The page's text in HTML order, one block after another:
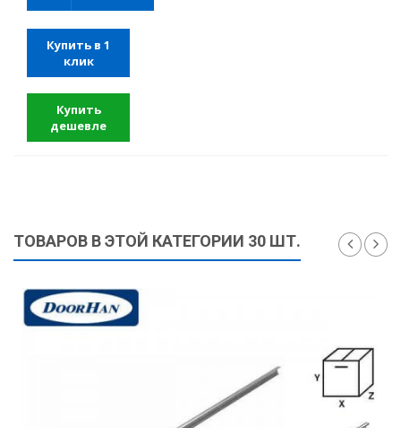
Купить в 1
клик
Купить
дешевле
ТОВАРОВ В ЭТОЙ КАТЕГОРИИ 30 ШТ.